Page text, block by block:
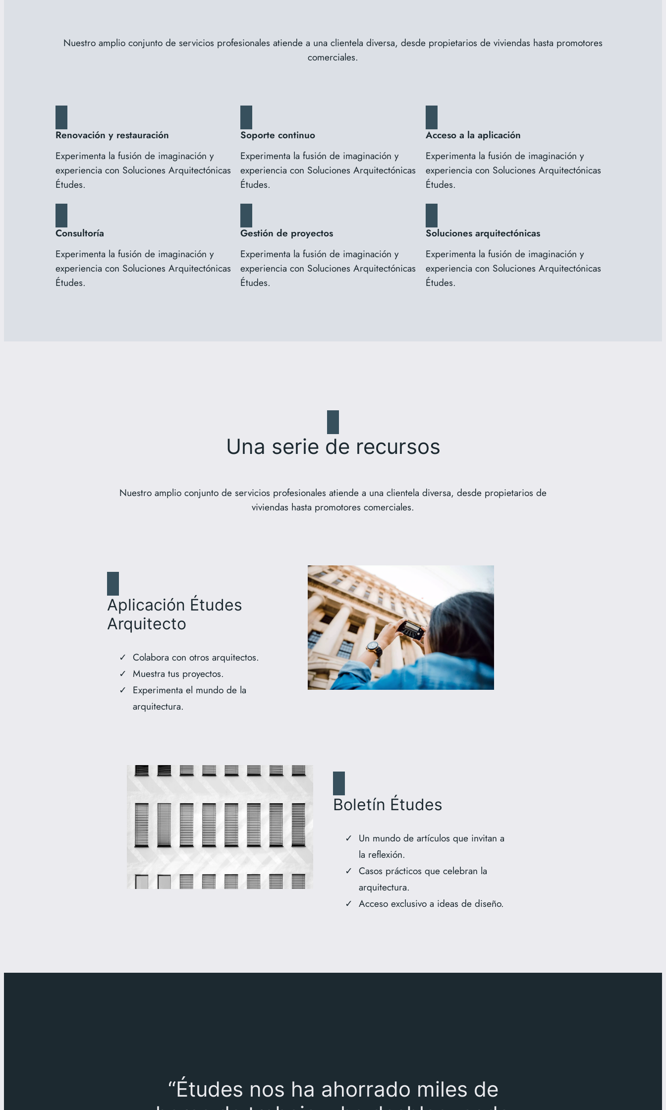
Nuestro amplio conjunto de servicios profesionales atiende a una clientela diversa, desde propietarios de viviendas hasta promotores
comerciales.
Renovación y restauración
Experimenta la fusión de imaginación y
experiencia con Soluciones Arquitectónicas
Études.
Soporte continuo
Experimenta la fusión de imaginación y
experiencia con Soluciones Arquitectónicas
Études.
Acceso a la aplicación
Experimenta la fusión de imaginación y
experiencia con Soluciones Arquitectónicas
Études.
Consultoría
Experimenta la fusión de imaginación y
experiencia con Soluciones Arquitectónicas
Études.
Gestión de proyectos
Experimenta la fusión de imaginación y
experiencia con Soluciones Arquitectónicas
Études.
Soluciones arquitectónicas
Experimenta la fusión de imaginación y
experiencia con Soluciones Arquitectónicas
Études.
Una serie de recursos
Nuestro amplio conjunto de servicios profesionales atiende a una clientela diversa, desde propietarios de
viviendas hasta promotores comerciales.
Aplicación Études
Arquitecto
Colabora con otros arquitectos.
Muestra tus proyectos.
Experimenta el mundo de la
arquitectura.
Boletín Études
Un mundo de artículos que invitan a
la reflexión.
Casos prácticos que celebran la
arquitectura.
Acceso exclusivo a ideas de diseño.
“Études nos ha ahorrado miles de